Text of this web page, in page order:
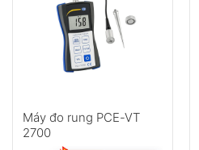
Máy đo rung PCE-VT
2700